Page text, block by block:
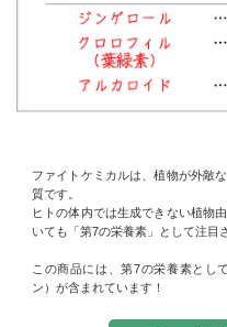
ファイトケミカルは、植物が外敵
質です。
ヒトの体内では生成できない植物
いても「第7の栄養素」として注目
この商品には、第7の栄養素とし
ン）が含まれています！